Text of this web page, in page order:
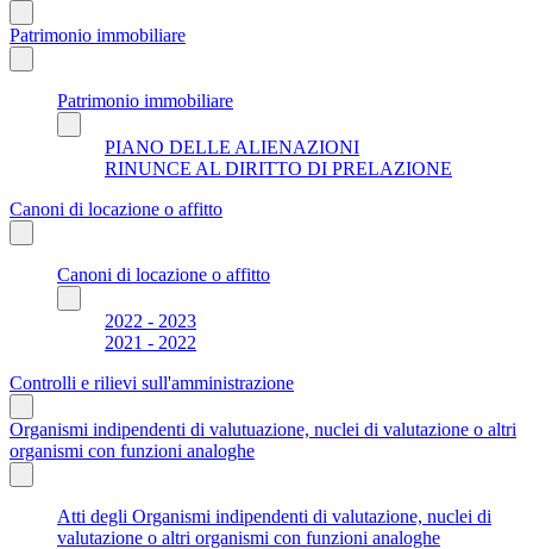
Patrimonio immobiliare
Patrimonio immobiliare
PIANO DELLE ALIENAZIONI
RINUNCE AL DIRITTO DI PRELAZIONE
Canoni di locazione o affitto
Canoni di locazione o affitto
2022 - 2023
2021 - 2022
Controlli e rilievi sull'amministrazione
Organismi indipendenti di valutuazione, nuclei di valutazione o altri
organismi con funzioni analoghe
Atti degli Organismi indipendenti di valutazione, nuclei di
valutazione o altri organismi con funzioni analoghe